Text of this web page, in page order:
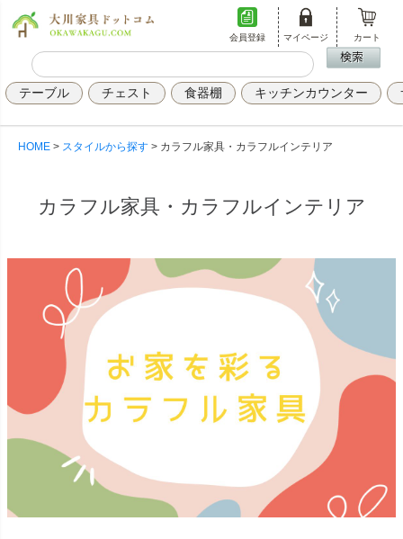
会員登録 マイページ カート
テーブル チェスト 食器棚 キッチンカウンター
HOME スタイルから探す カラフル家具・カラフルインテリア
カラフル家具・カラフルインテリア